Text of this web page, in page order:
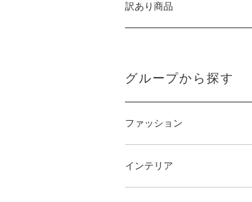
訳あり商品
グループから探す
ファッション
インテリア